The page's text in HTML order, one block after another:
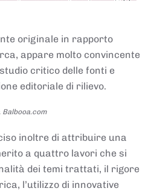
originale in rapporto
appare molto convincente
critico delle fonti e
editoriale di rilievo.
inoltre di attribuire una
a quattro lavori che si
dei temi trattati, il rigore
l’utilizzo di innovative